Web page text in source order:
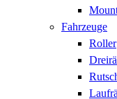
Fahrzeuge
Roller